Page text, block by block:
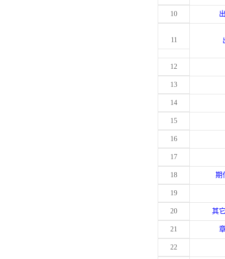
10
11
12
13
14
15
16
17
18 期
19
20 其
21
22